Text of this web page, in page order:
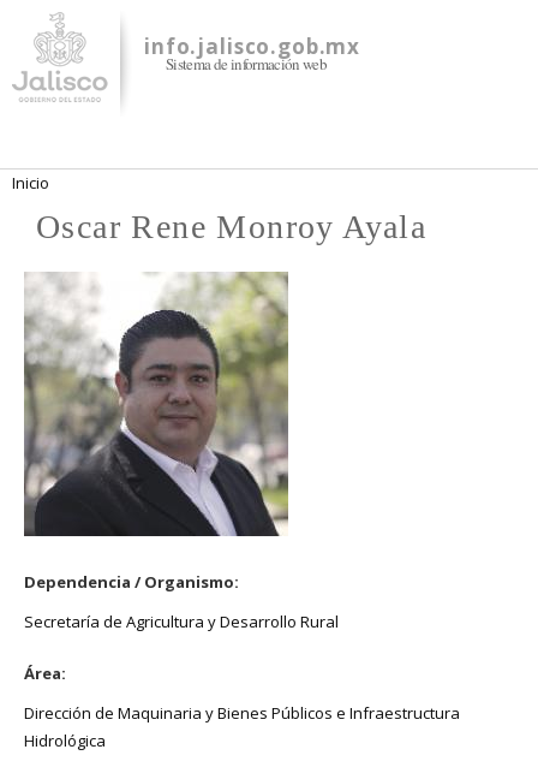
contenido
principal
info.jalisco.gob.mx
Sistema de información web
Se encuentra usted aquí
Inicio
Oscar Rene Monroy Ayala
Dependencia / Organismo:
Secretaría de Agricultura y Desarrollo Rural
Área:
Dirección de Maquinaria y Bienes Públicos e Infraestructura
Hidrológica